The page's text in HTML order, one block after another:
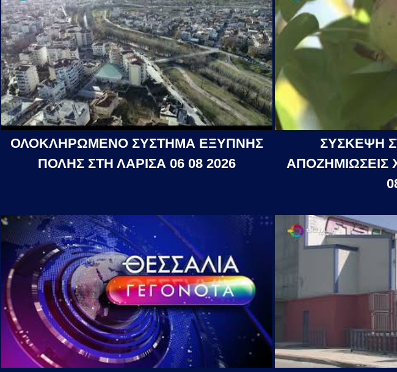
ΟΛΟΚΛΗΡΩΜΕΝΟ ΣΥΣΤΗΜΑ ΕΞΥΠΝΗΣ
ΠΟΛΗΣ ΣΤΗ ΛΑΡΙΣΑ 06 08 2026
ΣΥΣΚΕΨΗ